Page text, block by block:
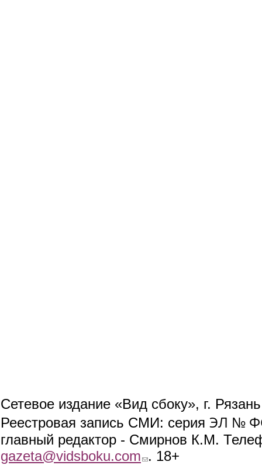
Сетевое издание «Вид сбоку», г.
Реестровая запись СМИ: серия ЭЛ №
главный редактор - Смирнов К.М.
gazeta@vidsboku.com (link sends e-mail)
. 18+